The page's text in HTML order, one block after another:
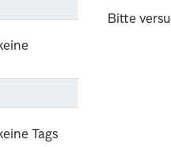
Tags
Bitte